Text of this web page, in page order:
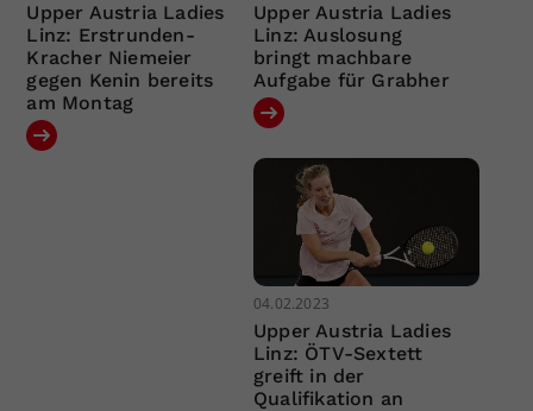
Upper Austria Ladies
Linz: Erstrunden-
Kracher Niemeier
gegen Kenin bereits
am Montag
Upper Austria Ladies
Linz: Auslosung
bringt machbare
Aufgabe für Grabher
04.02.2023
Upper Austria Ladies
Linz: ÖTV-Sextett
greift in der
Qualifikation an